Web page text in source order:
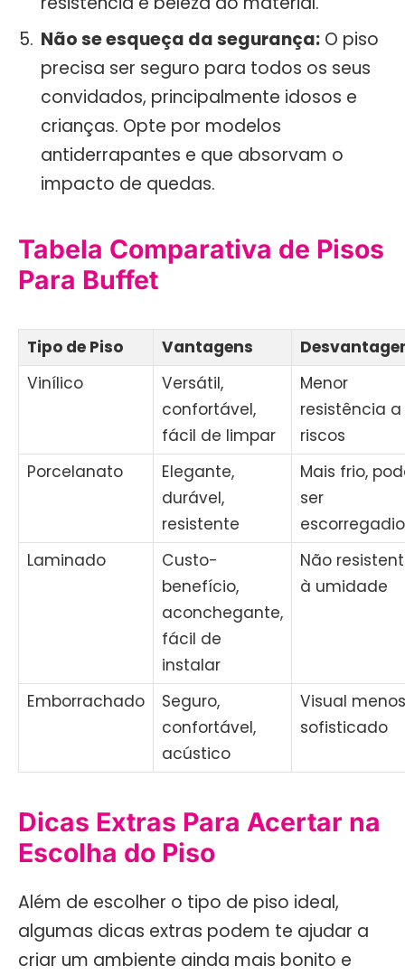
Não se esqueça da segurança: O piso
precisa ser seguro para todos os seus
convidados, principalmente idosos e
crianças. Opte por modelos
antiderrapantes e que absorvam o
impacto de quedas.
Tabela Comparativa de Pisos
Para Buffet
Tipo de Piso Vantagens
Vinílico
Versátil,
confortável,
fácil de limpar
Menor
resistência a
riscos
Porcelanato
Elegante,
durável,
resistente
Mais frio,
ser
escorregadio
Laminado
Custo-
benefício,
aconchegante,
fácil de
instalar
Não
à umidade
Emborrachado
Seguro,
confortável,
acústico
Visual menos
sofisticado
Dicas Extras Para Acertar na
Escolha do Piso
Além de escolher o tipo de piso ideal,
algumas dicas extras podem te ajudar a
criar um ambiente ainda mais bonito e